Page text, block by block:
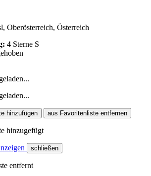
Oberösterreich, Österreich
4 Sterne S
hinzufügen aus Favoritenliste entfernen
hinzugefügt
schließen
entfernt